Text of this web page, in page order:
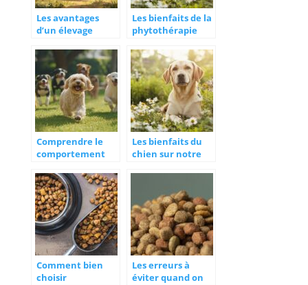
Les avantages
d’un élevage
futurs chiots : en
savoir plus
Les bienfaits de la
phytothérapie
bien-être de votre
compagnon
Comprendre le
comportement
différentes races
de chien
Les bienfaits du
chien sur notre
Comment bien
choisir
Les erreurs à
éviter quand on